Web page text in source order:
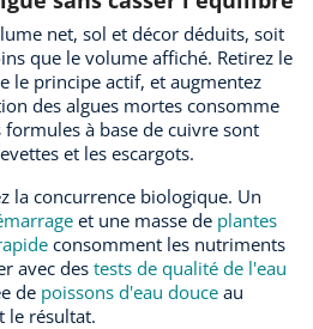
net, sol et décor déduits, soit
que le volume affiché. Retirez le
le principe actif, et augmentez
des algues mortes consomme
à base de cuivre sont
et les escargots.
la concurrence biologique. Un
et une masse de plantes
consomment les nutriments
avec des tests de qualité de l'eau
de poissons d'eau douce au
le résultat.